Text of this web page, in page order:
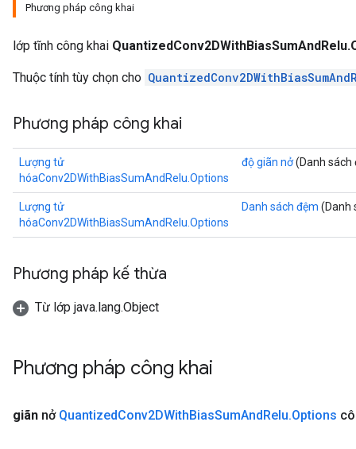
Phương pháp công khai
lớp tĩnh công khai
Thuộc tính tùy chọn cho
Phương pháp công khai
Lượng tử
hóaConv2DWithBiasSumAndRelu.Options
độ giãn nở(Danh sách
Lượng tử
hóaConv2DWithBiasSumAndRelu.Options
Danh sách đệm (Danh
Phương pháp kế thừa
Từ lớp java.lang.Object
Phương pháp công khai
giãn nở QuantizedConv2DWithBiasSumAndRelu.Options